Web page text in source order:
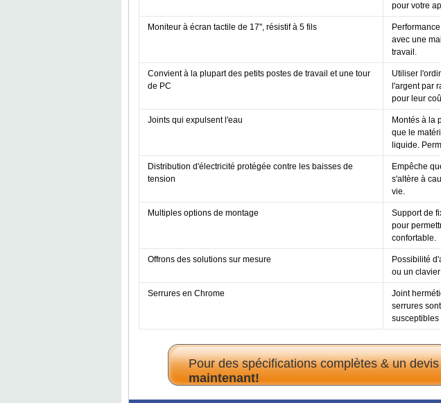
pour votre
Moniteur à écran tactile de 17", résistif à 5 fils
avec une
travail.
Convient à la plupart des petits postes de travail et une tour
de PC
Utiliser
l'argent par
pour leur
Joints qui expulsent l'eau
Montés à la
que le
liquide.
Distribution d'électricité protégée contre les baisses de
tension
Empêche
s'altère à
vie.
Multiples options de montage
Support de
pour
confortable.
Offrons des solutions sur mesure
Possibilité
ou un
Serrures en Chrome
Joint
serrures
susceptibles
Pour des spécifications complètes & un
maintenant!